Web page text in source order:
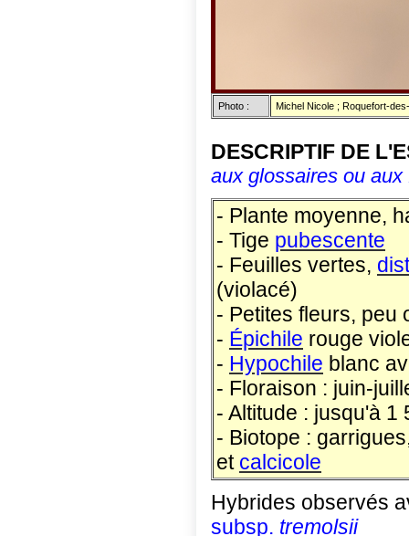
Photo : Michel Nicole ; Roquefort-
DESCRIPTIF DE
aux glossaires ou
- Plante moyenne,
- Tige pubescente
- Feuilles vertes,
(violacé)
- Petites fleurs, peu
- Épichile rouge
- Hypochile blanc
- Floraison : juin-
- Altitude : jusqu'à 1
- Biotope :
et calcicole
Hybrides observés
subsp. tremolsii